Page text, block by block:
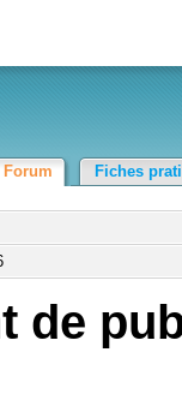
Forum Fiches
de